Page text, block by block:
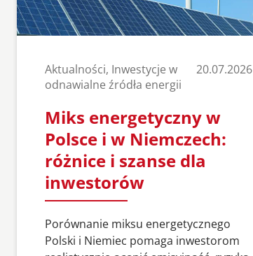
Aktualności, Inwestycje w
odnawialne źródła energii
20.07.2026
Miks energetyczny w
Polsce i w Niemczech:
różnice i szanse dla
inwestorów
Porównanie miksu energetycznego
Polski i Niemiec pomaga inwestorom